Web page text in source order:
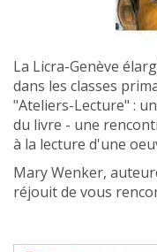
La Licra-Genève
dans les classes
"Ateliers-Lecture" :
du livre - une
à la lecture d'une
Mary Wenker,
réjouit de vous